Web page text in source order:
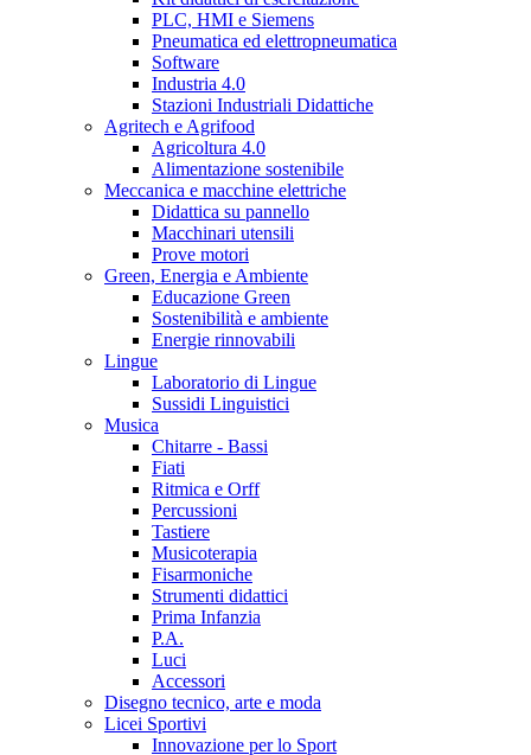
PLC, HMI e Siemens
Pneumatica ed elettropneumatica
Software
Industria 4.0
Stazioni Industriali Didattiche
Agritech e Agrifood
Agricoltura 4.0
Alimentazione sostenibile
Meccanica e macchine elettriche
Didattica su pannello
Macchinari utensili
Prove motori
Green, Energia e Ambiente
Educazione Green
Sostenibilità e ambiente
Energie rinnovabili
Lingue
Laboratorio di Lingue
Sussidi Linguistici
Musica
Chitarre - Bassi
Fiati
Ritmica e Orff
Percussioni
Tastiere
Musicoterapia
Fisarmoniche
Strumenti didattici
Prima Infanzia
P.A.
Luci
Accessori
Disegno tecnico, arte e moda
Licei Sportivi
Innovazione per lo Sport